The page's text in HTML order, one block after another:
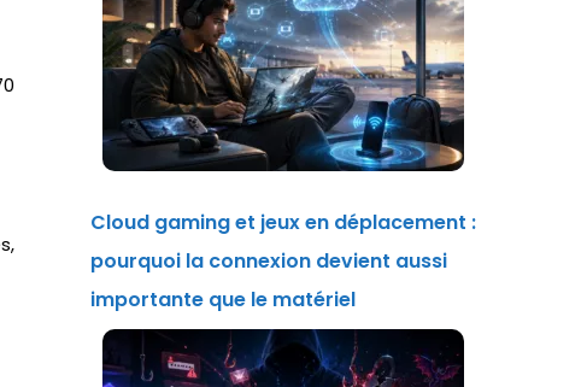
Cloud gaming et jeux en déplacement :
pourquoi la connexion devient aussi
importante que le matériel